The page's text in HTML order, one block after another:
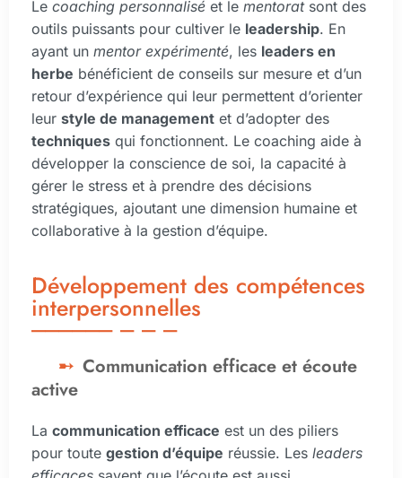
Le coaching personnalisé et le mentoratsont des
outils puissants pour cultiver le leadership. En
ayant un mentor expérimenté, les leaders en
herbe bénéficient de conseils sur mesure et d’un
retour d’expérience qui leur permettent d’orienter
leur style de management et d’adopter des
techniques qui fonctionnent. Le coaching aide à
développer la conscience de soi, la capacité à
gérer le stress et à prendre des décisions
stratégiques, ajoutant une dimension humaine et
collaborative à la gestion d’équipe.
Développement des compétences
interpersonnelles
Communication efficace et écoute
active
La communication efficace est un des piliers
pour toute gestion d’équipe réussie. Les leaders